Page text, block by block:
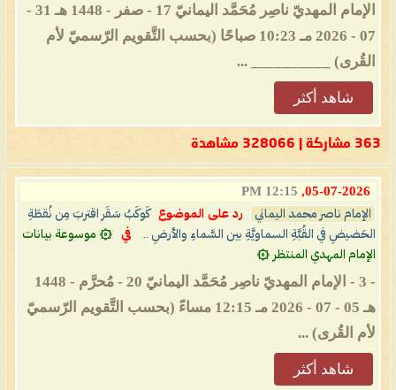
الإمام المهديّ ناصِر مُحَمَّد اليمانيّ 17 - صفر - 1448 هـ 31 -
07 - 2026 مـ 10:23 صباحًا (بحسب التَّقويم الرّسميّ لأم
القُرى) __________ ...
شاهد أكثر
363 مشاركة | 328066 مشاهدة
05-07-2026,
12:15 PM
الإمام ناصر محمد اليماني رد على الموضوع
كَوكَبُ سَقَر اقتربَ مِن نُقطَةِ
الحَضيضِ في القُبَّةِ السماويَّةِ بين السَّماءِ والأرضِ ..
في
۞ موسوعة بيانات
الإمام المهدي المنتظر ۞
- 3 - الإمام المهديّ ناصِر مُحَمَّد اليمانيّ 20 - مُحرَّم - 1448
هـ 05 - 07 - 2026 مـ 12:15 مساءً (بحسب التَّقويم الرّسميّ
لأم القُرى) ...
شاهد أكثر